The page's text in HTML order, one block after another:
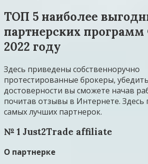
ТОП 5 наиболее
партнерских программ
2022 году
Здесь приведены собственноручно
протестированные брокеры,
достоверности вы сможете начав
почитав отзывы в Интернете. Здесь
самых лучших партнерок.
№ 1 Just2Trade affiliate
О партнерке